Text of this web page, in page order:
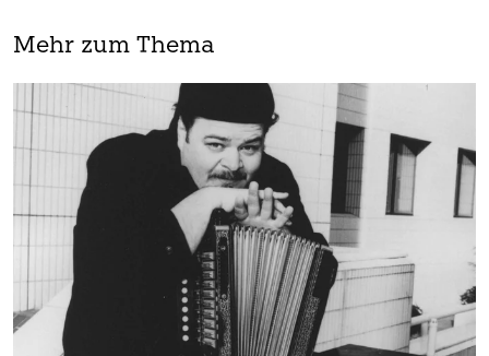
Mehr zum Thema